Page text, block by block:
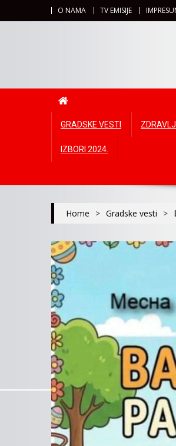
O NAMA TV EMISIJE
GRADSKE VESTI
IZBORI 2024.
Home > Gradske vesti >